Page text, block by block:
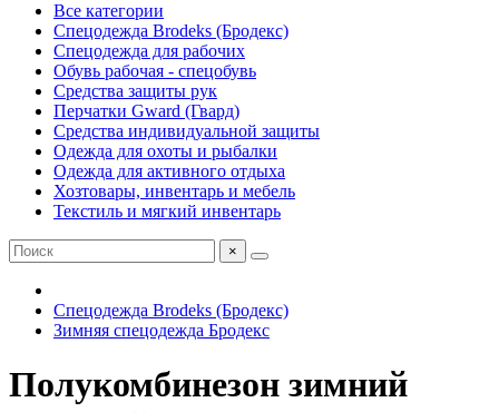
Все категории
Спецодежда Brodeks (Бродекс)
Спецодежда для рабочих
Обувь рабочая - спецобувь
Средства защиты рук
Перчатки Gward (Гвард)
Средства индивидуальной защиты
Одежда для охоты и рыбалки
Одежда для активного отдыха
Хозтовары, инвентарь и мебель
Текстиль и мягкий инвентарь
×
Спецодежда Brodeks (Бродекс)
Зимняя спецодежда Бродекс
Полукомбинезон зимний